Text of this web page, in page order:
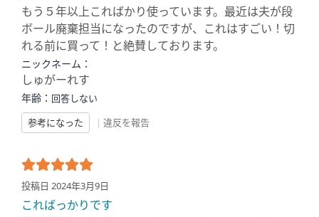
もう５年以上こればかり使っています。最近は夫が段
ボール廃棄担当になったのですが、これはすごい！切
れる前に買って！と絶賛しております。
ニックネーム：
しゅがーれす
年齢： 回答しない
参考になった
| 違反を報告
投稿日 2024年3月9日
こればっかりです